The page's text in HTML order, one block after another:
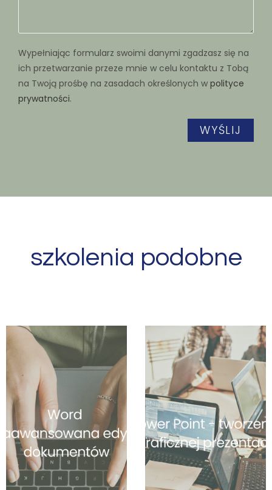
Wypełniając formularz swoimi danymi zgadzasz się na
ich przetwarzanie przeze mnie w celu kontaktu z Tobą
na Twoją prośbę na zasadach określonych w polityce
prywatności.
szkolenia podobne